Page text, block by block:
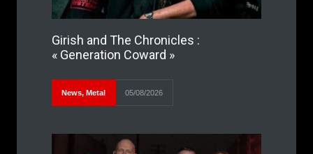
Girish and The Chronicles :
« Generation Coward »
News, Metal 05/08/2026